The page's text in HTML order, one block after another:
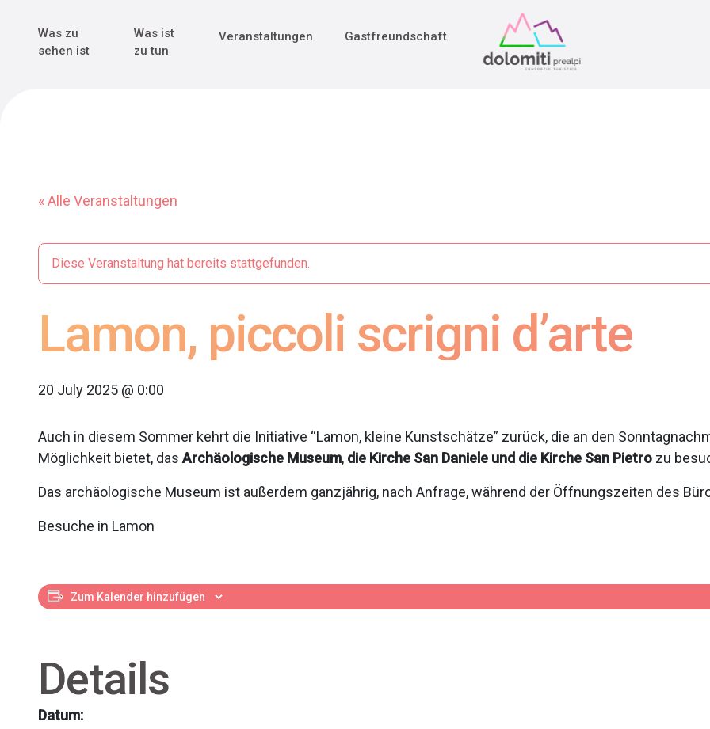
Main Navigation
Was zu
sehen ist
Was ist
zu tun
Veranstaltungen Gastfreundschaft
« Alle Veranstaltungen
Diese Veranstaltung hat bereits stattgefunden.
Lamon, piccoli scrigni d’arte
20 July 2025 @ 0:00
Auch in diesem Sommer kehrt die Initiative “Lamon, kleine Kunstschätze” zurück, die an den
Möglichkeit bietet, das Archäologische Museum, die Kirche San Daniele und die Kirche San Pietro zu
Das archäologische Museum ist außerdem ganzjährig, nach Anfrage, während der Öffnungszeiten des
Besuche in Lamon
Zum Kalender hinzufügen
Details
Datum: